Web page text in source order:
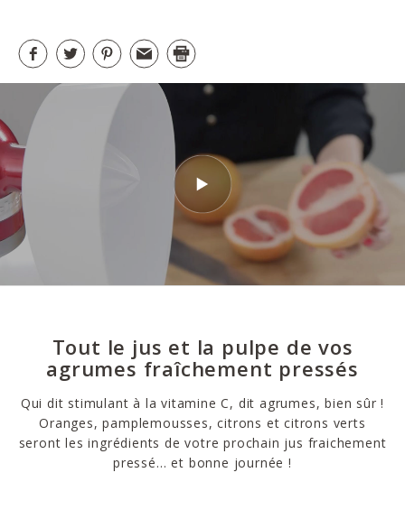
Tout le jus et la pulpe de vos
agrumes fraîchement pressés
Qui dit stimulant à la vitamine C, dit agrumes, bien sûr !
Oranges, pamplemousses, citrons et citrons verts
seront les ingrédients de votre prochain jus fraichement
pressé… et bonne journée !